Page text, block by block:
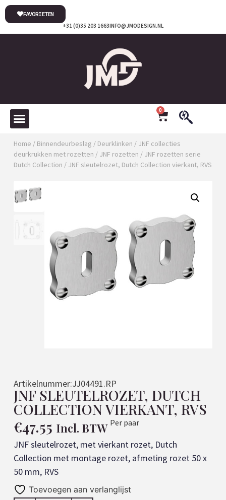
INFO@JMODESIGN.NL
+31 (0)35 203 1663
FAVORIETEN
0
Home / Binnendeurbeslag / Deurklinken / JNF collecties
deurkrukken met rozetten / JNF rozetten / JNF rozetten serie
Dutch Collection / JNF sleutelrozet, Dutch Collection vierkant, RVS
Artikelnummer:JJ04491.RP
JNF SLEUTELROZET, DUTCH
COLLECTION VIERKANT, RVS
€47.55 Incl. BTW Per paar
JNF sleutelrozet, met vierkant rozet, Dutch
Collection met montage rozet, afmeting rozet 50 x
50 mm, RVS
Toevoegen aan verlanglijst